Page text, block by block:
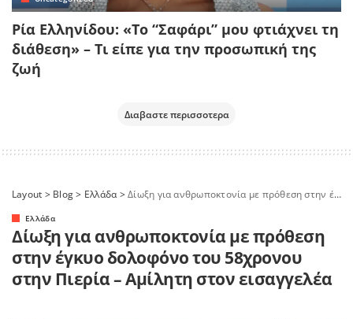
Ρία Ελληνίδου: «Το “Σαφάρι” μου φτιάχνει τη
διάθεση» – Τι είπε για την προσωπική της
ζωή
Διαβαστε περισσοτερα
Layout > Blog> Ελλάδα>Δίωξη για ανθρωποκτονία με πρόθεση στην έγκυο δολοφόνο του 58χρονου στην Πιερία – Αμίλητη στον εισαγγελέα
Ελλάδα
Δίωξη για ανθρωποκτονία με πρόθεση
στην έγκυο δολοφόνο του 58χρονου
στην Πιερία – Αμίλητη στον εισαγγελέα